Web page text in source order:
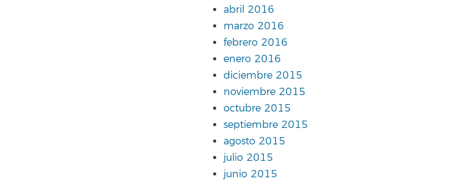
abril 2016
marzo 2016
febrero 2016
enero 2016
diciembre 2015
noviembre 2015
octubre 2015
septiembre 2015
agosto 2015
julio 2015
junio 2015